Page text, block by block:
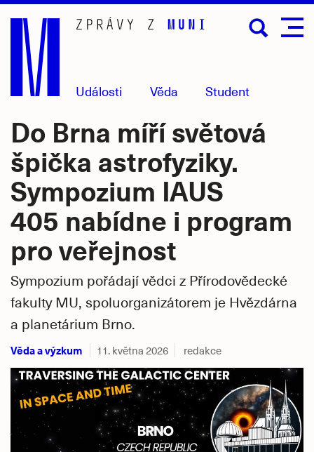
Přejít
hlavní
obsah
Události Věda Student
Do Brna míří světová
špička astrofyziky.
Sympozium IAUS
405 nabídne i program
pro veřejnost
Sympozium pořádají vědci z Přírodovědecké
fakulty MU, spoluorganizátorem je Hvězdárna
a planetárium Brno.
Věda a výzkum 11. května 2026 redakce